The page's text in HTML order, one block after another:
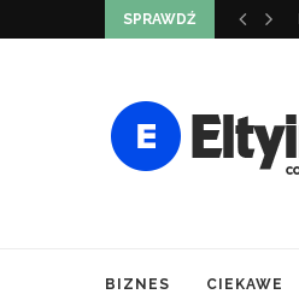
SPRAWDŹ
BIZNES CIEKAWE